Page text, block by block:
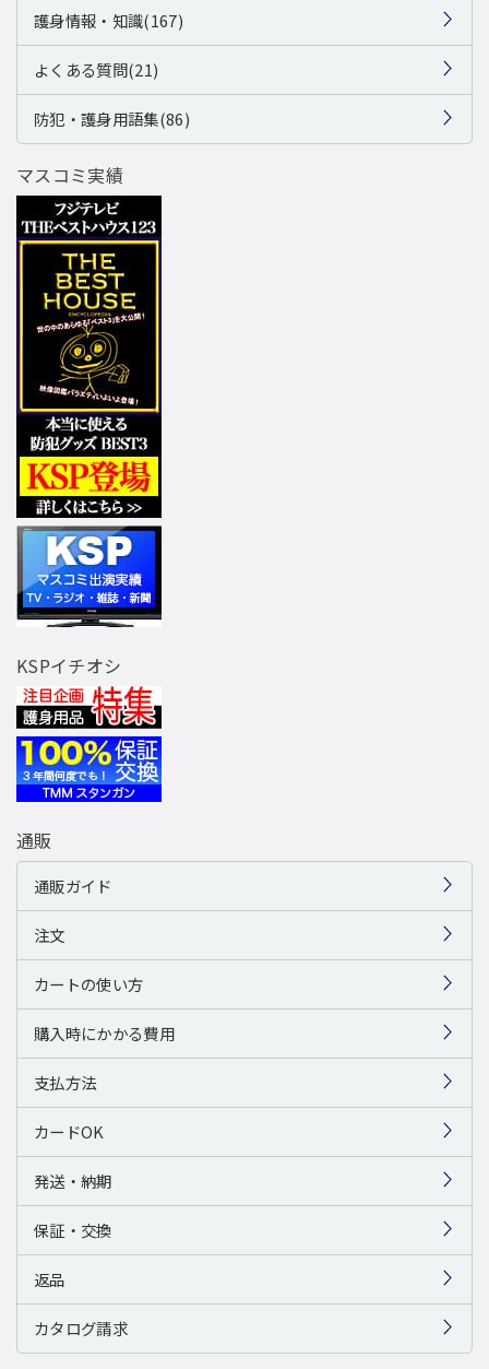
護身情報・知識(167)
よくある質問(21)
防犯・護身用語集(86)
マスコミ実績
KSPイチオシ
通販
通販ガイド
注文
カートの使い方
購入時にかかる費用
支払方法
カードOK
発送・納期
保証・交換
返品
カタログ請求